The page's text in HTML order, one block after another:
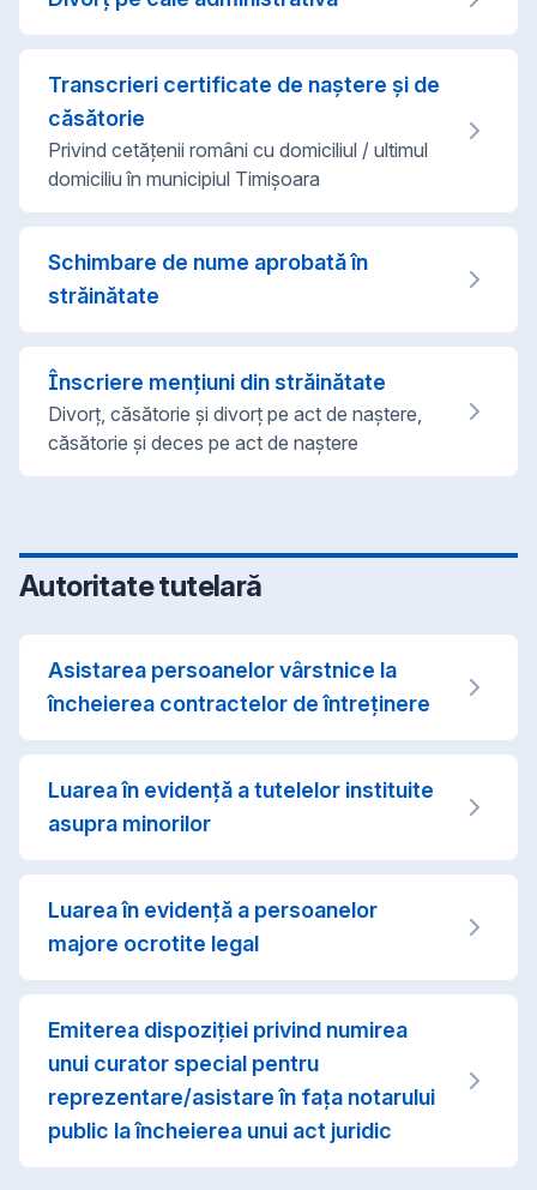
Transcrieri certificate de naștere și de
căsătorie
Privind cetățenii români cu domiciliul / ultimul
domiciliu în municipiul Timișoara
Schimbare de nume aprobată în
străinătate
Înscriere mențiuni din străinătate
Divorț, căsătorie și divorț pe act de naștere,
căsătorie și deces pe act de naștere
Autoritate tutelară
Asistarea persoanelor vârstnice la
încheierea contractelor de întreţinere
Luarea în evidență a tutelelor instituite
asupra minorilor
Luarea în evidență a persoanelor
majore ocrotite legal
Emiterea dispoziţiei privind numirea
unui curator special pentru
reprezentare/asistare în fața notarului
public la încheierea unui act juridic